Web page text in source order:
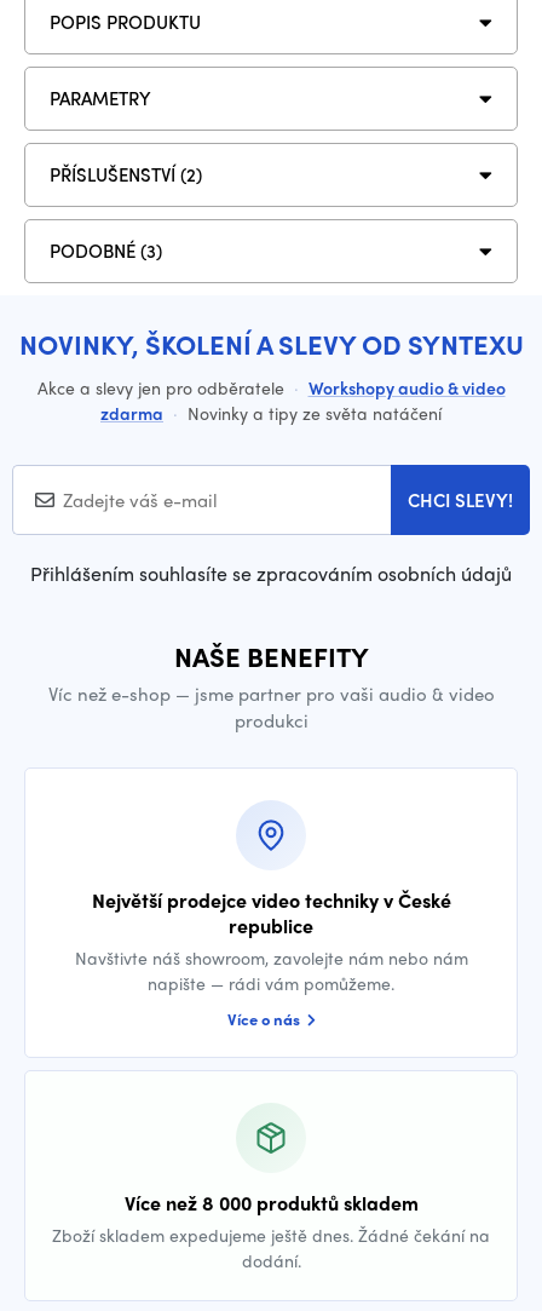
POPIS PRODUKTU
PARAMETRY
PŘÍSLUŠENSTVÍ (2)
PODOBNÉ (3)
NOVINKY, ŠKOLENÍ A SLEVY OD SYNTEXU
Akce a slevy jen pro odběratele · Workshopy audio & video
zdarma · Novinky a tipy ze světa natáčení
CHCI SLEVY!
Přihlášením souhlasíte se zpracováním osobních údajů
NAŠE BENEFITY
Víc než e-shop — jsme partner pro vaši audio & video
produkci
Největší prodejce video techniky v České
republice
Navštivte náš showroom, zavolejte nám nebo nám
napište — rádi vám pomůžeme.
Více o nás
Více než 8 000 produktů skladem
Zboží skladem expedujeme ještě dnes. Žádné čekání na
dodání.